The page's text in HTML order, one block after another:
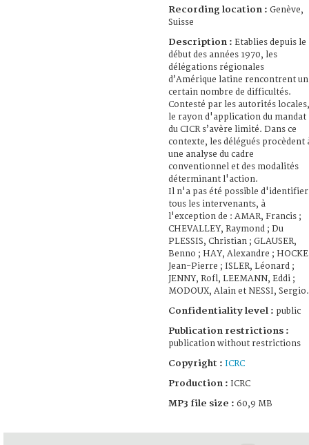
Recording location : Genève,
Suisse
Description : Etablies depuis le
début des années 1970, les
délégations régionales
d’Amérique latine rencontrent un
certain nombre de difficultés.
Contesté par les autorités locales,
le rayon d'application du mandat
du CICR s’avère limité. Dans ce
contexte, les délégués procèdent
une analyse du cadre
conventionnel et des modalités
déterminant l'action.
Il n'a pas été possible d'identifier
tous les intervenants, à
l'exception de : AMAR, Francis ;
CHEVALLEY, Raymond ; Du
PLESSIS, Christian ; GLAUSER,
Benno ; HAY, Alexandre ;
Jean-Pierre ; ISLER, Léonard ;
JENNY, Rofl, LEEMANN, Eddi ;
MODOUX, Alain et NESSI, Sergio.
Confidentiality level : public
Publication restrictions :
publication without restrictions
Copyright : ICRC
Production : ICRC
MP3 file size : 60,9 MB